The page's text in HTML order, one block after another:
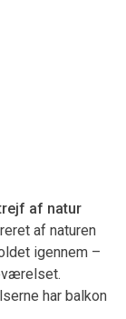
af natur
af naturen
igennem –
har balkon